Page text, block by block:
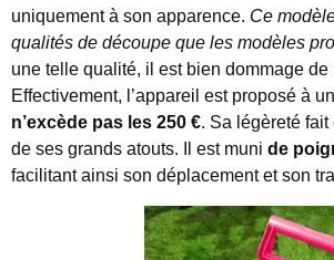
uniquement à son apparence. Ce
qualités de découpe que les modèles
une telle qualité, il est bien dommage de
Effectivement, l’appareil est proposé à
n’excède pas les 250 €. Sa légèreté
de ses grands atouts. Il est muni de
facilitant ainsi son déplacement et son